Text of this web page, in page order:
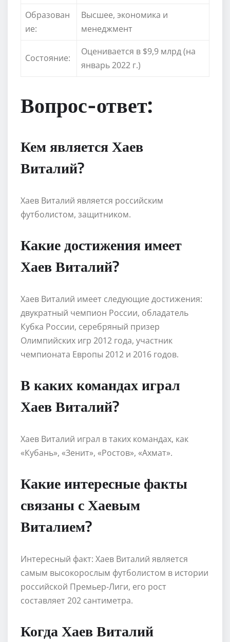
Образован
ие:
Высшее, экономика и
менеджмент
Состояние:
Оценивается в $9,9 млрд (на
январь 2022 г.)
Вопрос-ответ:
Кем является Хаев
Виталий?
Хаев Виталий является российским
футболистом, защитником.
Какие достижения имеет
Хаев Виталий?
Хаев Виталий имеет следующие достижения:
двукратный чемпион России, обладатель
Кубка России, серебряный призер
Олимпийских игр 2012 года, участник
чемпионата Европы 2012 и 2016 годов.
В каких командах играл
Хаев Виталий?
Хаев Виталий играл в таких командах, как
«Кубань», «Зенит», «Ростов», «Ахмат».
Какие интересные факты
связаны с Хаевым
Виталием?
Интересный факт: Хаев Виталий является
самым высокорослым футболистом в истории
российской Премьер-Лиги, его рост
составляет 202 сантиметра.
Когда Хаев Виталий